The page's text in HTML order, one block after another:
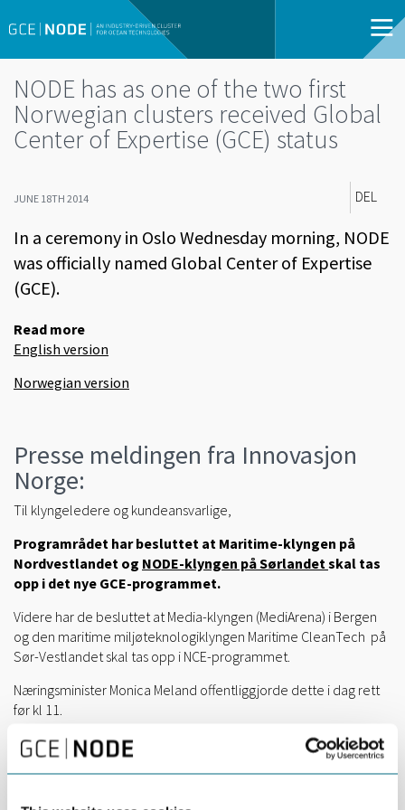
NODE has as one of the two first
Norwegian clusters received Global
Center of Expertise (GCE) status
JUNE 18TH 2014 DEL
In a ceremony in Oslo Wednesday morning, NODE
was officially named Global Center of Expertise
(GCE).
Read more
English version
Norwegian version
Presse meldingen fra Innovasjon
Norge:
Til klyngeledere og kundeansvarlige,
Programrådet har besluttet at Maritime-klyngen på
Nordvestlandet og NODE-klyngen på Sørlandet skal tas
opp i det nye GCE-programmet.
Videre har de besluttet at Media-klyngen (MediArena) i Bergen
og den maritime miljøteknologiklyngen Maritime CleanTech på
Sør-Vestlandet skal tas opp i NCE-programmet.
Næringsminister Monica Meland offentliggjorde dette i dag rett
før kl 11.
Til grunn for beslutningen ligger en omfattende prosess. Et
ekspertpanel har vurdert 8 søknader til GCE-, 7 til NCE- og 18 til